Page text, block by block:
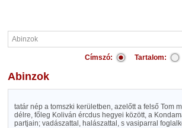
Címszó: Tartalom:
Abinzok
tatár nép a tomszki kerületben, azelőtt a felső Tom
délre, főleg Koliván ércdus hegyei között, a
partjain; vadászattal, halászattal, s vasiparral